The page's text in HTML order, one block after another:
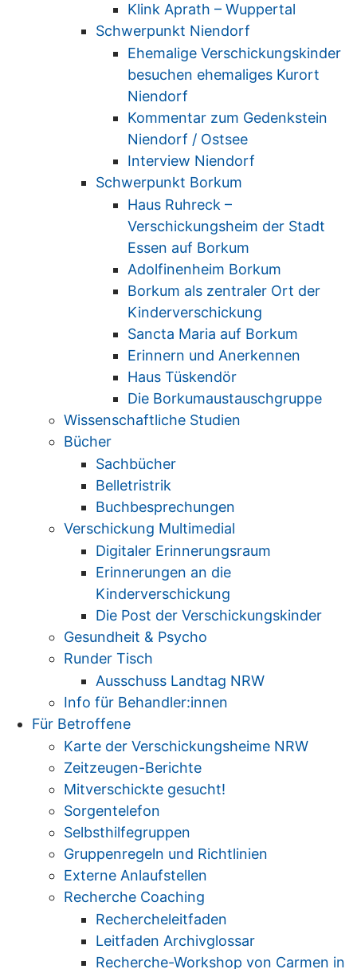
Klink Aprath – Wuppertal
Schwerpunkt Niendorf
Ehemalige Verschickungskinder
besuchen ehemaliges Kurort
Niendorf
Kommentar zum Gedenkstein
Niendorf / Ostsee
Interview Niendorf
Schwerpunkt Borkum
Haus Ruhreck –
Verschickungsheim der Stadt
Essen auf Borkum
Adolfinenheim Borkum
Borkum als zentraler Ort der
Kinderverschickung
Sancta Maria auf Borkum
Erinnern und Anerkennen
Haus Tüskendör
Die Borkumaustauschgruppe
Wissenschaftliche Studien
Bücher
Sachbücher
Belletristrik
Buchbesprechungen
Verschickung Multimedial
Digitaler Erinnerungsraum
Erinnerungen an die
Kinderverschickung
Die Post der Verschickungskinder
Gesundheit & Psycho
Runder Tisch
Ausschuss Landtag NRW
Info für Behandler:innen
Für Betroffene
Karte der Verschickungsheime NRW
Zeitzeugen-Berichte
Mitverschickte gesucht!
Sorgentelefon
Selbsthilfegruppen
Gruppenregeln und Richtlinien
Externe Anlaufstellen
Recherche Coaching
Rechercheleitfaden
Leitfaden Archivglossar
Recherche-Workshop von Carmen in